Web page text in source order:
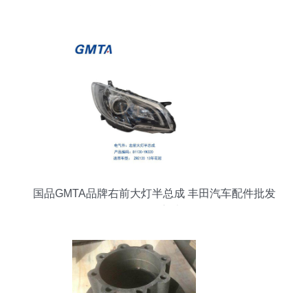
国品GMTA品牌右前大灯半总成 丰田汽车配件批发